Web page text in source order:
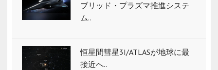
ブリッド・プラズマ推進システ
ム..
恒星間彗星3I/ATLASが地球に最
接近へ..